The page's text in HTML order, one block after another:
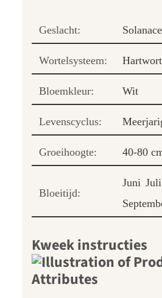
Geslacht:
Wortelsysteem:
Bloemkleur: Wit
Levenscyclus:
Groeihoogte: 40-80
Bloeitijd:
Juni Juli
Kweek instructies